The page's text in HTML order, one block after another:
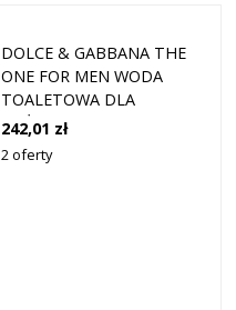
DOLCE & GABBANA THE
ONE FOR MEN WODA
TOALETOWA DLA
MĘŻCZYZN 100 ML
242,01 zł
2 oferty